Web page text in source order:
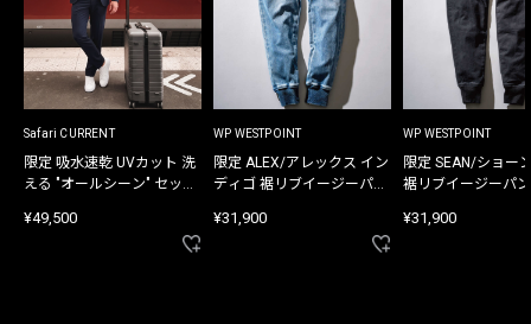
Safari CURRENT
限定 吸水速乾 UVカット 洗
える "オールシーン" セット
¥49,500
WP WESTPOINT
限定 ALEX/アレックス イン
ディゴ 裾リブイージーパン
¥31,900
WP WESTPOINT
限定 SEAN/ショー
裾リブイージーパ
¥31,900